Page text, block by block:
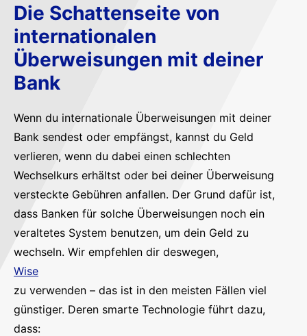
Die Schattenseite von
internationalen
Überweisungen mit deiner
Bank
Wenn du internationale Überweisungen mit deiner
Bank sendest oder empfängst, kannst du Geld
verlieren, wenn du dabei einen schlechten
Wechselkurs erhältst oder bei deiner Überweisung
versteckte Gebühren anfallen. Der Grund dafür ist,
dass Banken für solche Überweisungen noch ein
veraltetes System benutzen, um dein Geld zu
wechseln. Wir empfehlen dir deswegen,
Wise
zu verwenden – das ist in den meisten Fällen viel
günstiger. Deren smarte Technologie führt dazu,
dass: